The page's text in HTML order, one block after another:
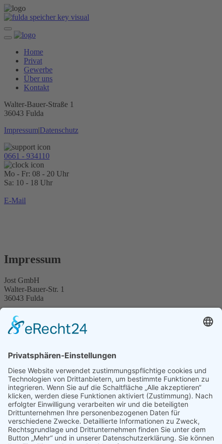
Home
Privat
Gewerbe
Über uns
Kontakt
Walter-Bauer-Straße 1
36043 Fulda
Impressum|Datenschutz
0661 - 934110
Mo - Fr: 08 - 20 Uhr
Sa: 10 - 18 Uhr
E-Mail
Impressum
Jost GmbH
Walter-Bauer-Str. 1
36043 Fulda
Handelsregister: 5 HRB 881
Registergericht: Amtsgericht Fulda
Marianne Koch
Kontakt
Telefon: +49 (0) 661 93411 0
Telefax: +49 (0) 661 93411 12
E-Mail:Diese E-Mail-Adresse ist vor Spambots geschützt! Zur
Anzeige muss JavaScript eingeschaltet sein.